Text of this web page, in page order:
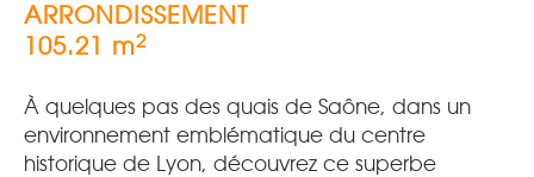
ARRONDISSEMENT
105.21 m2
À quelques pas des quais de Saône, dans un
environnement emblématique du centre
historique de Lyon, découvrez ce superbe